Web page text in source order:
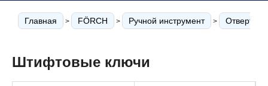
Главная > FÖRCH > Ручной инструмент > Отвертки
Штифтовые ключи